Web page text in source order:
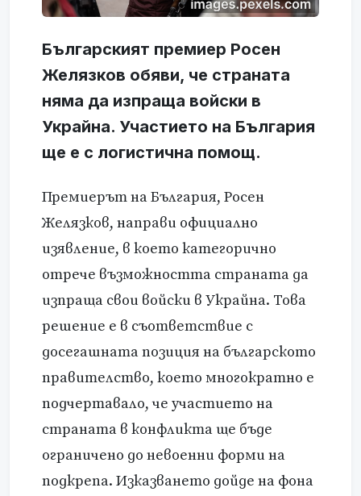
Българският премиер Росен
Желязков обяви, че страната
няма да изпраща войски в
Украйна. Участието на България
ще е с логистична помощ.
Премиерът на България, Росен
Желязков, направи официално
изявление, в което категорично
отрече възможността страната да
изпраща свои войски в Украйна. Това
решение е в съответствие с
досегашната позиция на българското
правителство, което многократно е
подчертавало, че участието на
страната в конфликта ще бъде
ограничено до невоенни форми на
подкрепа. Изказването дойде на фона